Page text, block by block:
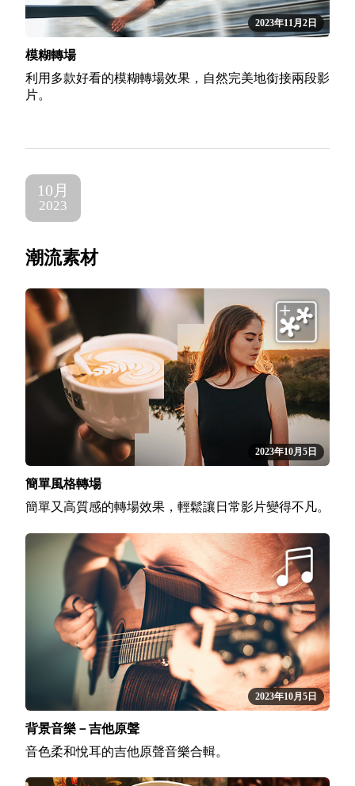
2023年11月2日
模糊轉場
利用多款好看的模糊轉場效果，自然完美地銜接兩段影
片。
10月
2023
潮流素材
2023年10月5日
簡單風格轉場
簡單又高質感的轉場效果，輕鬆讓日常影片變得不凡。
2023年10月5日
背景音樂－吉他原聲
音色柔和悅耳的吉他原聲音樂合輯。